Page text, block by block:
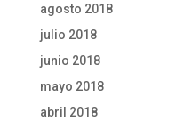
agosto 2018
julio 2018
junio 2018
mayo 2018
abril 2018